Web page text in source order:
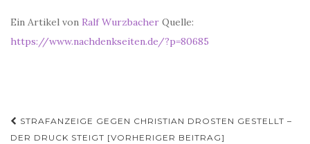
Ein Artikel von Ralf Wurzbacher Quelle:
https://www.nachdenkseiten.de/?p=80685
Beitragsnavigation
STRAFANZEIGE GEGEN CHRISTIAN DROSTEN GESTELLT –
DER DRUCK STEIGT [VORHERIGER BEITRAG]